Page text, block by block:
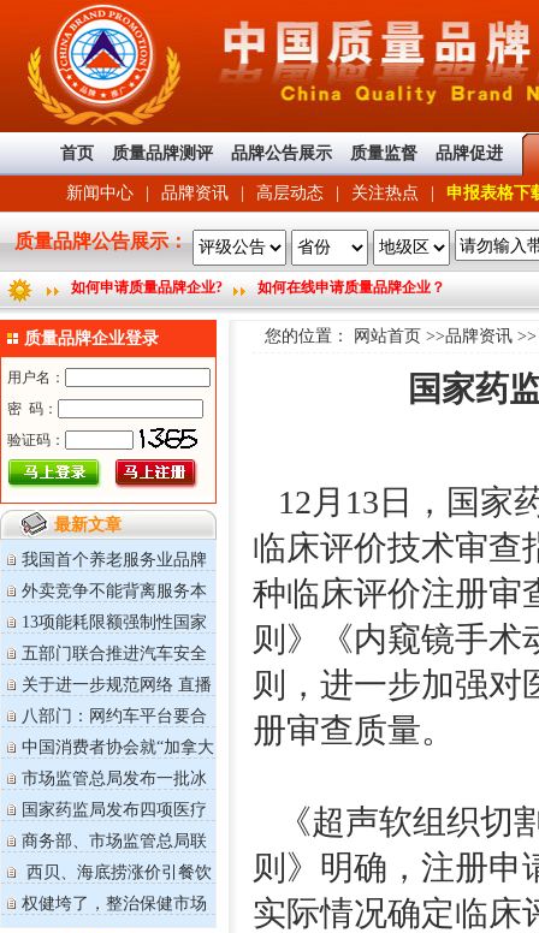
首页 质量品牌测评 品牌公告展示 质量监督 品牌促进
新闻中心 品牌资讯 高层动态 关注热点 申报表格下
质量品牌公告展示：
如何申请质量品牌企业? 如何在线申请质量品牌企业？
质量品牌企业登录
最新文章
我国首个养老服务业品牌
价值评价...
外卖竞争不能背离服务本
13项能耗限额强制性国家
标准将于...
五部门联合推进汽车安全
沙盒监管
关于进一步规范网络 直播
营利行...
八部门：网约车平台要合
理设定抽...
中国消费者协会就“加拿大
鹅”事...
市场监管总局发布一批冰
雪运动用...
国家药监局发布四项医疗
器械技术...
商务部、市场监管总局联
西贝、海底捞涨价引餐饮
业主热评
权健垮了，整治保健市场
您的位置： 网站首页 >>品牌资讯
国家药
12月13日，国家
临床评价技术审查
种临床评价注册审
则》《内窥镜手术
则，进一步加强对
册审查质量。
《超声软组织切
则》明确，注册申
实际情况确定临床